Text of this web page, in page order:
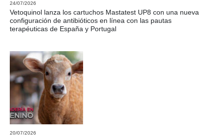
24/07/2026
Vetoquinol lanza los cartuchos Mastatest UP8 con una nueva
configuración de antibióticos en línea con las pautas
terapéuticas de España y Portugal
20/07/2026